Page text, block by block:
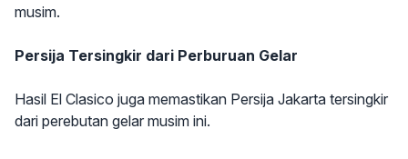
musim.
Persija Tersingkir dari Perburuan Gelar
Hasil El Clasico juga memastikan Persija Jakarta tersingkir
dari perebutan gelar musim ini.